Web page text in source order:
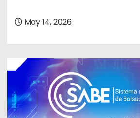
May 14, 2026